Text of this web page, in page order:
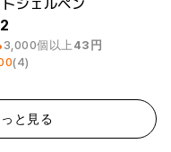
ジェルペン
3,000個以上 43円
(4)
と見る